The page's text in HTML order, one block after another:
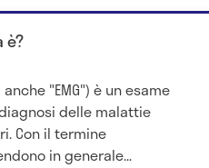
è?
"EMG") è un esame
delle malattie
Con il termine
in generale...